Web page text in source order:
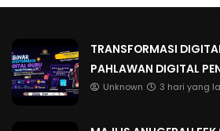
TRANSFORMASI
PAHLAWAN DIGITAL
Unknown 3 hari yang